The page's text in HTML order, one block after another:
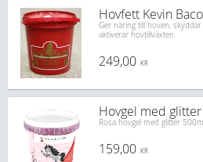
Hovfett Kevin
Ger näring till hoven,
aktiverar hovtillväxten.
249,00 KR
Hovgel med glitter
Rosa hovgel med glitter
159,00 KR